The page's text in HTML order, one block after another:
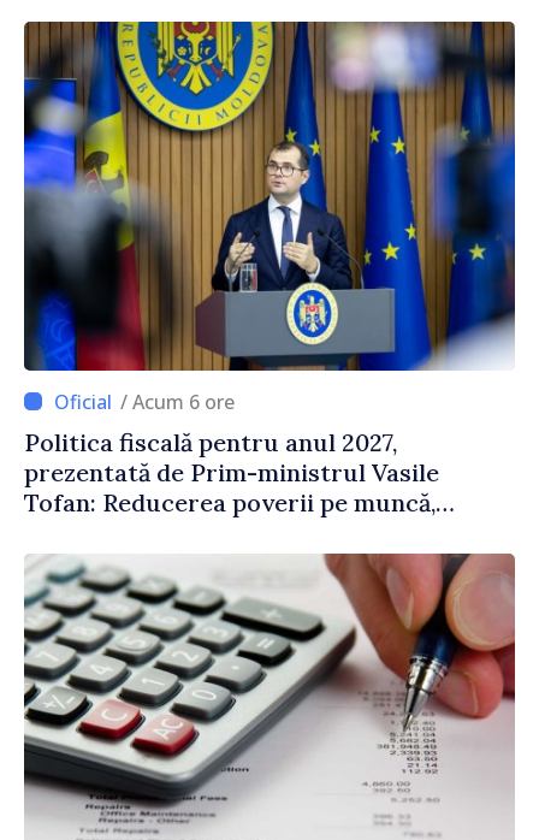
/ Acum 6 ore
Politica fiscală pentru anul 2027,
prezentată de Prim-ministrul Vasile
Tofan: Reducerea poverii pe muncă,
echitabilă